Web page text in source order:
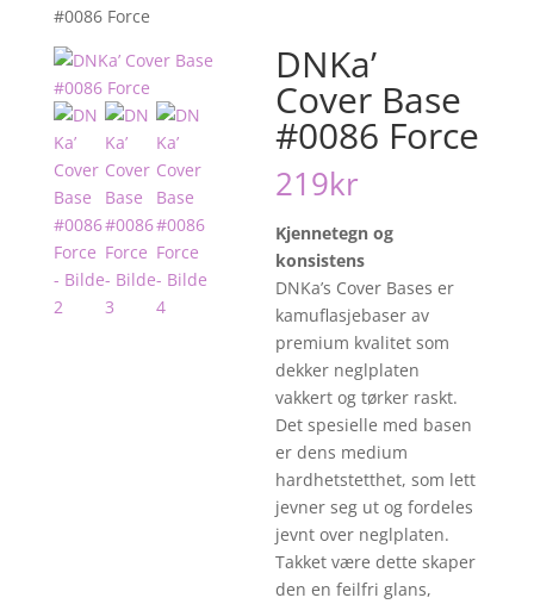
#0086 Force
DNKa’
Cover Base
#0086 Force
219kr
Kjennetegn og
konsistens
DNKa’s Cover Bases er
kamuflasjebaser av
premium kvalitet som
dekker neglplaten
vakkert og tørker raskt.
Det spesielle med basen
er dens medium
hardhetstetthet, som lett
jevner seg ut og fordeles
jevnt over neglplaten.
Takket være dette skaper
den en feilfri glans,